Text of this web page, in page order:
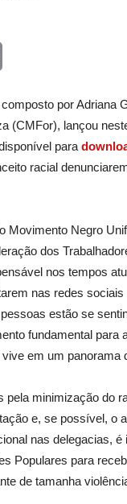
por Adriana
(CMFor), lançou
para
racial
Movimento Negro
dos
nos tempos
nas redes
estão se
fundamental
em um panorama
pela minimização do
e, se possível, o
nas delegacias,
Populares para
de tamanha